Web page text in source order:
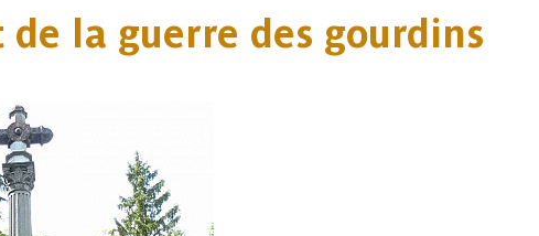
la guerre des gourdins